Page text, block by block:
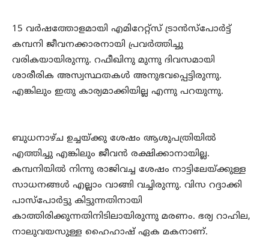
15 വര്‍ഷത്തോളമായി എമിറേറ്റ്സ് ട്രാന്‍സ്പോര്‍ട്ട്
കമ്പനി ജീവനക്കാരനായി പ്രവര്‍ത്തിച്ചു
വരികയായിരുന്നു. റഫീഖിനു മുന്നു ദിവസമായി
ശാരീരിക അസ്വസ്ഥതകള്‍ അനുഭവപ്പെട്ടിരുന്നു.
എങ്കിലും ഇതു കാര്യമാക്കിയില്ല എന്നു പറയുന്നു.
ബുധനാഴ്ച ഉച്ചയ്ക്കു ശേഷം ആശുപത്രിയില്‍
എത്തിച്ചു എങ്കിലും ജീവന്‍ രക്ഷിക്കാനായില്ല.
കമ്പനിയില്‍ നിന്നു രാജിവച്ച ശേഷം നാട്ടിലേയ്ക്കുള്ള
സാധനങ്ങള്‍ എല്ലാം വാങ്ങി വച്ചിരുന്നു. വിസ റദ്ദാക്കി
പാസ്പോര്‍ട്ടു കിട്ടുന്നതിനായി
കാത്തിരിക്കുന്നതിനിടിലായിരുന്നു മരണം. ഭര്യ റാഹില,
നാലുവയസുള്ള ഹൈഹാഷ് ഏക മകനാണ്.